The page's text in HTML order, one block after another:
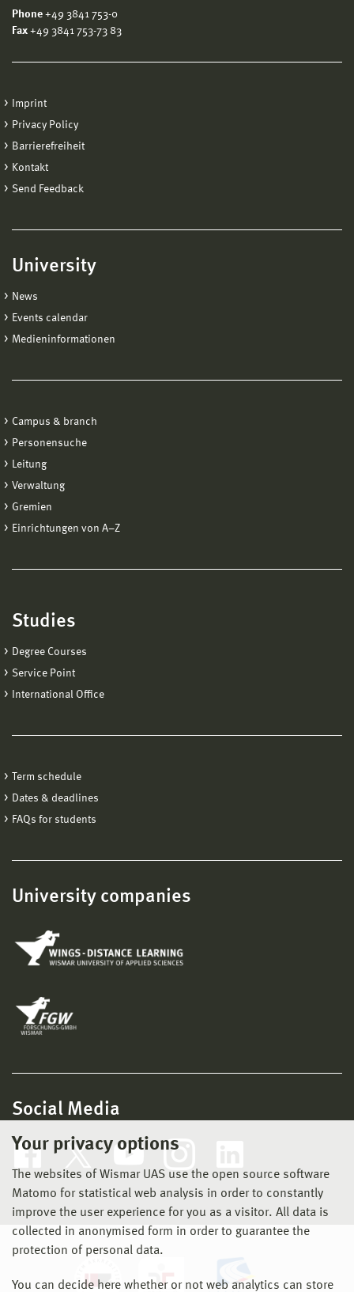
Your privacy options
The websites of Wismar UAS use the open source software
Matomo for statistical web analysis in order to constantly
improve the user experience for you as a visitor. All data is
collected in anonymised form in order to guarantee the
protection of personal data.
You can decide here whether or not web analytics can store
Phone +49 3841 753-0
Fax +49 3841 753-73 83
Imprint
Privacy Policy
Barrierefreiheit
Kontakt
Send Feedback
University
News
Events calendar
Medieninformationen
Campus & branch
Personensuche
Leitung
Verwaltung
Gremien
Einrichtungen von A−Z
Studies
Degree Courses
Service Point
International Office
Term schedule
Dates & deadlines
FAQs for students
University companies
Social Media